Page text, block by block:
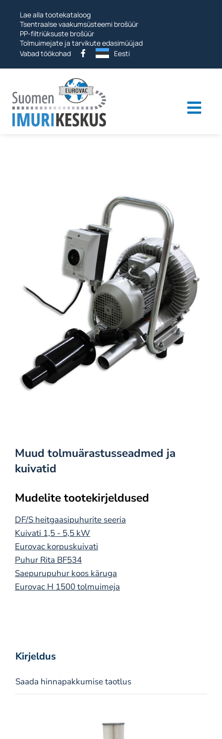
Lae alla tootekataloog
Tsentraalse vaakumsüsteemi brošüür
PP-filtriüksuste brošüür
Tolmuimejate ja tarvikute edasimüüjad
Vabad töökohad
Eesti
Muud tolmuärastusseadmed ja
kuivatid
Mudelite tootekirjeldused
DF/S heitgaasipuhurite seeria
Kuivati 1,5 - 5,5 kW
Eurovac korpuskuivati
Puhur Rita BF534
Saepurupuhur koos käruga
Eurovac H 1500 tolmuimeja
Kirjeldus
Saada hinnapakkumise taotlus